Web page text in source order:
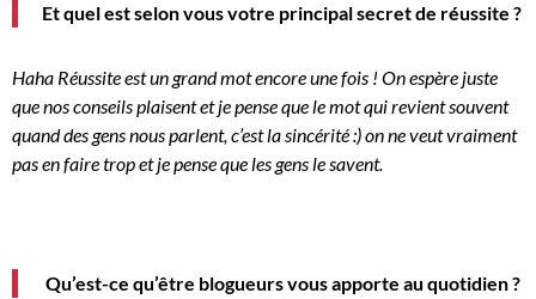
Et quel est selon vous votre principal secret de réussite ?
Haha Réussite est un grand mot encore une fois ! On espère juste
que nos conseils plaisent et je pense que le mot qui revient souvent
quand des gens nous parlent, c’est la sincérité :) on ne veut vraiment
pas en faire trop et je pense que les gens le savent.
Qu’est-ce qu’être blogueurs vous apporte au quotidien ?